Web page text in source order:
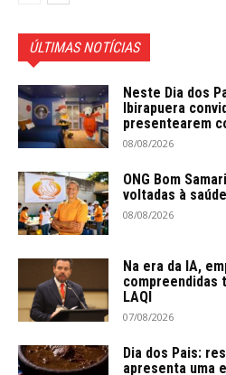
ÚLTIMAS NOTÍCIAS
Neste Dia dos
Ibirapuera
presentearem
08/08/2026
ONG Bom
voltadas à
08/08/2026
Na era da IA,
compreendidas
LAQI
07/08/2026
Dia dos Pais:
apresenta uma